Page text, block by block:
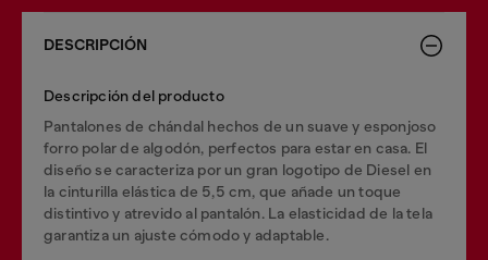
DESCRIPCIÓN
Descripción del producto
Pantalones de chándal hechos de un suave y esponjoso
forro polar de algodón, perfectos para estar en casa. El
diseño se caracteriza por un gran logotipo de Diesel en
la cinturilla elástica de 5,5 cm, que añade un toque
distintivo y atrevido al pantalón. La elasticidad de la tela
garantiza un ajuste cómodo y adaptable.